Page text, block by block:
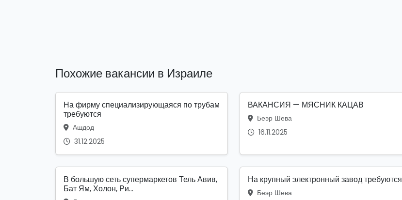
Похожие вакансии в Израиле
На фирму специализирующаяся по трубам
требуются
Ашдод
31.12.2025
ВАКАНСИЯ — МЯСНИК КАЦАВ
Беэр Шева
16.11.2025
В большую сеть супермаркетов Тель Авив,
Бат Ям, Холон, Ри...
На крупный электронный завод требуются
Беэр Шева